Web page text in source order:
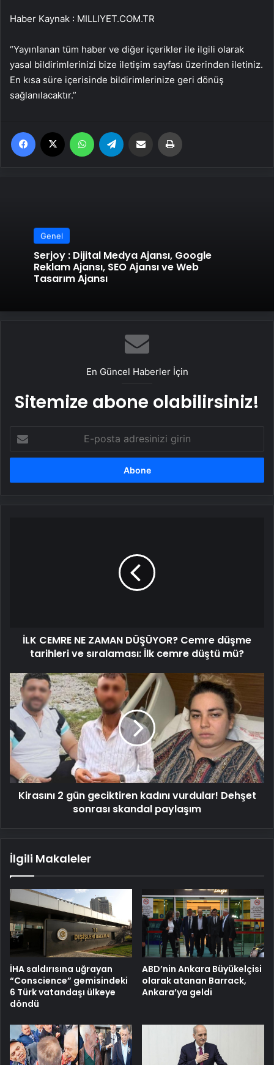
Haber Kaynak : MILLIYET.COM.TR
“Yayınlanan tüm haber ve diğer içerikler ile ilgili olarak
yasal bildirimlerinizi bize iletişim sayfası üzerinden iletiniz.
En kısa süre içerisinde bildirimlerinize geri dönüş
sağlanılacaktır.”
Facebook WhatsApp Email'den paylaş
Genel
Serjoy : Dijital Medya Ajansı, Google
Reklam Ajansı, SEO Ajansı ve Web
Tasarım Ajansı
En Güncel Haberler İçin
Sitemize abone olabilirsiniz!
posta
adresinizi
sıralaması:
düştü
mü?
İLK CEMRE NE ZAMAN DÜŞÜYOR? Cemre düşme
tarihleri ve sıralaması: İlk cemre düştü mü?
Kirasını
2
gün
geciktiren
kadını
vurdular!
Dehşet
sonrası
skandal
paylaşım
Kirasını 2 gün geciktiren kadını vurdular! Dehşet
sonrası skandal paylaşım
İlgili Makaleler
İHA saldırısına uğrayan
“Conscience” gemisindeki
6 Türk vatandaşı ülkeye
döndü
ABD’nin Ankara Büyükelçisi
olarak atanan Barrack,
Ankara’ya geldi